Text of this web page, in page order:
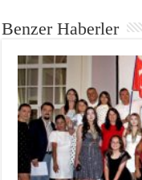
Benzer Haberler